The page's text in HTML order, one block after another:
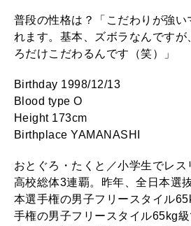
普段の性格は？「こだわりが強い
れます。基本、ズボラなんですが
ろだけこだわるんです（笑）」
Birthday 1998/12/13
Blood type O
Height 173cm
Birthplace YAMANASHI
おとぐろ・たくと／小学生でレス
高校総体3連覇。昨年、全日本選
本選手権の男子フリースタイル
手権の男子フリースタイル65kg